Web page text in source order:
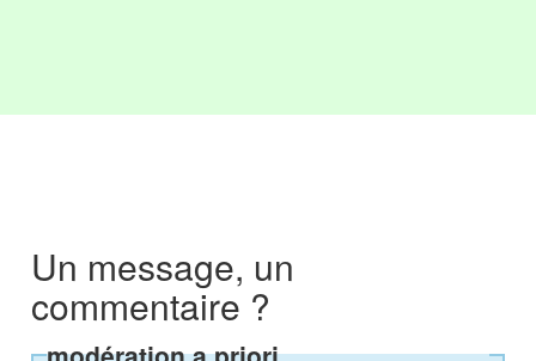
Un message, un
commentaire ?